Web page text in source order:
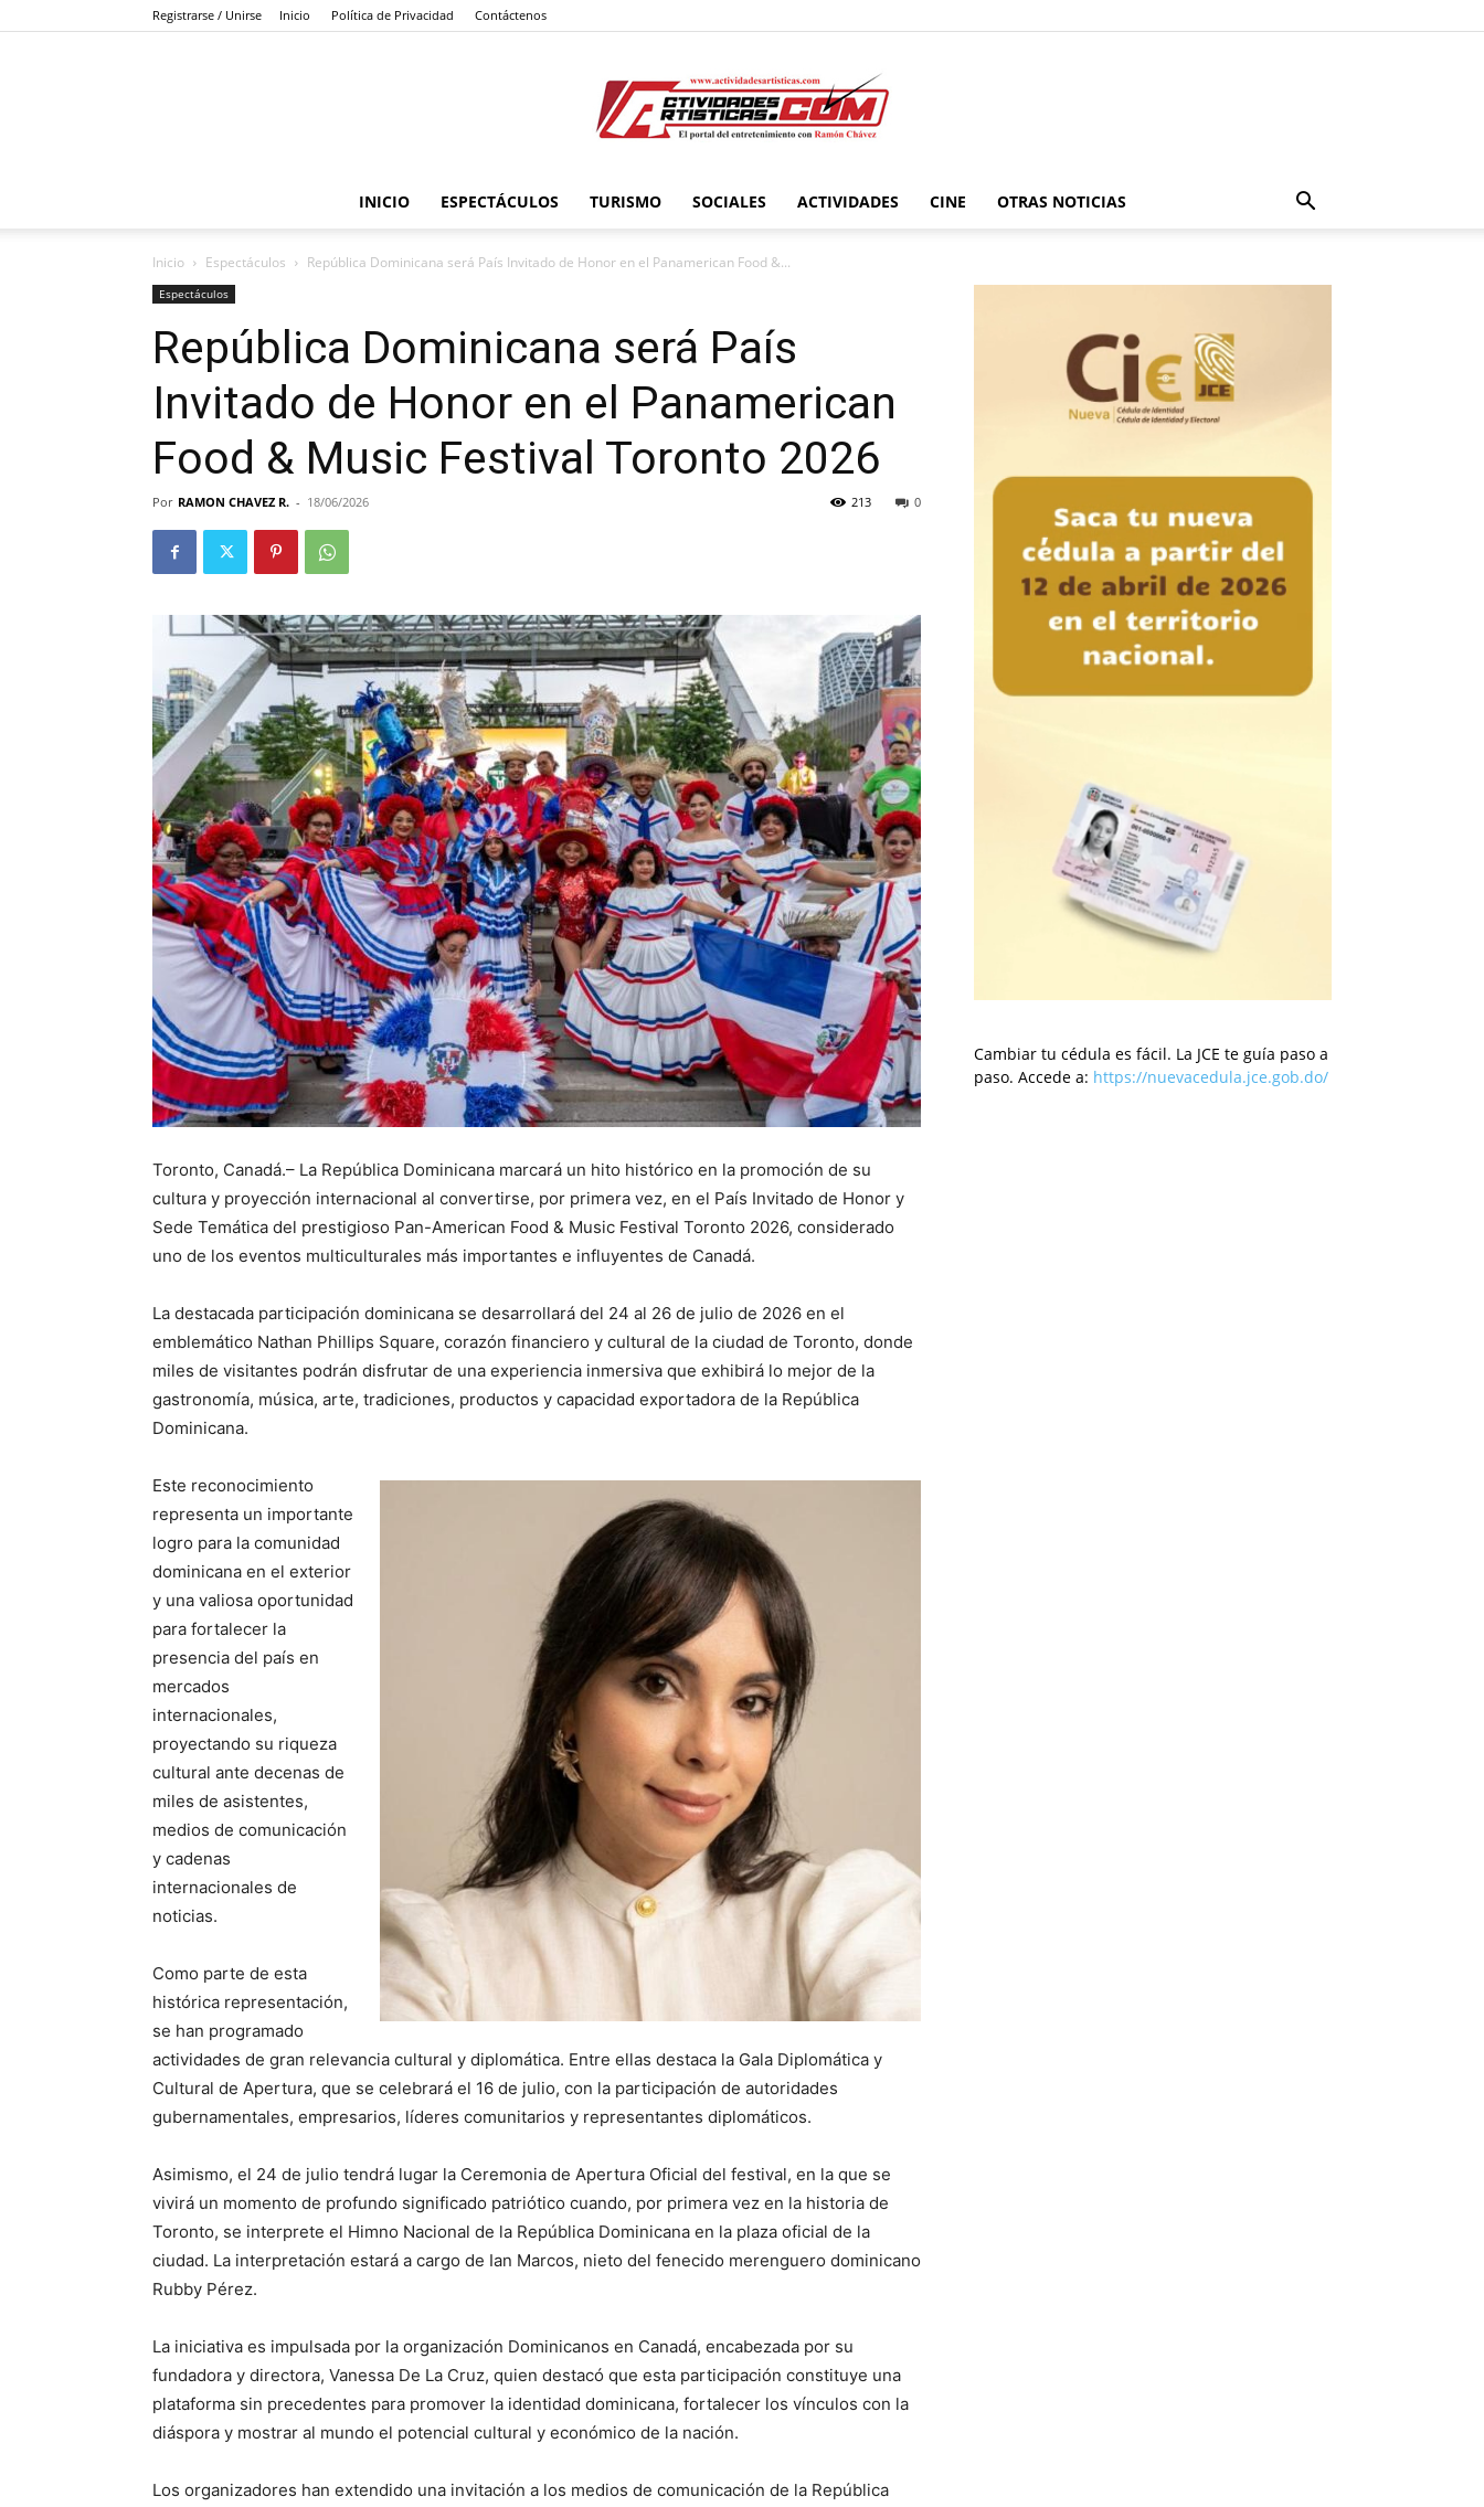
Registrarse / Unirse Inicio Política de Privacidad Contáctenos
Actividadesartisticas.com
INICIO ESPECTÁCULOS TURISMO SOCIALES ACTIVIDADES CINE OTRAS NOTICIAS
Inicio Espectáculos República Dominicana será País Invitado de Honor en el Panamerican Food &...
Espectáculos
República Dominicana será País
Invitado de Honor en el Panamerican
Food & Music Festival Toronto 2026
Por RAMON CHAVEZ R. - 18/06/2026 0
213
Toronto, Canadá.– La República Dominicana marcará un hito histórico en la promoción de su
cultura y proyección internacional al convertirse, por primera vez, en el País Invitado de Honor y
Sede Temática del prestigioso Pan-American Food & Music Festival Toronto 2026, considerado
uno de los eventos multiculturales más importantes e influyentes de Canadá.
La destacada participación dominicana se desarrollará del 24 al 26 de julio de 2026 en el
emblemático Nathan Phillips Square, corazón financiero y cultural de la ciudad de Toronto, donde
miles de visitantes podrán disfrutar de una experiencia inmersiva que exhibirá lo mejor de la
gastronomía, música, arte, tradiciones, productos y capacidad exportadora de la República
Dominicana.
Este reconocimiento
representa un importante
logro para la comunidad
dominicana en el exterior
y una valiosa oportunidad
para fortalecer la
presencia del país en
mercados
internacionales,
proyectando su riqueza
cultural ante decenas de
miles de asistentes,
medios de comunicación
y cadenas
internacionales de
noticias.
Como parte de esta
histórica representación,
se han programado
actividades de gran relevancia cultural y diplomática. Entre ellas destaca la Gala Diplomática y
Cultural de Apertura, que se celebrará el 16 de julio, con la participación de autoridades
gubernamentales, empresarios, líderes comunitarios y representantes diplomáticos.
Asimismo, el 24 de julio tendrá lugar la Ceremonia de Apertura Oficial del festival, en la que se
vivirá un momento de profundo significado patriótico cuando, por primera vez en la historia de
Toronto, se interprete el Himno Nacional de la República Dominicana en la plaza oficial de la
ciudad. La interpretación estará a cargo de Ian Marcos, nieto del fenecido merenguero dominicano
Rubby Pérez.
La iniciativa es impulsada por la organización Dominicanos en Canadá, encabezada por su
fundadora y directora, Vanessa De La Cruz, quien destacó que esta participación constituye una
plataforma sin precedentes para promover la identidad dominicana, fortalecer los vínculos con la
diáspora y mostrar al mundo el potencial cultural y económico de la nación.
Los organizadores han extendido una invitación a los medios de comunicación de la República
Cambiar tu cédula es fácil. La JCE te guía paso a
paso. Accede a: https://nuevacedula.jce.gob.do/